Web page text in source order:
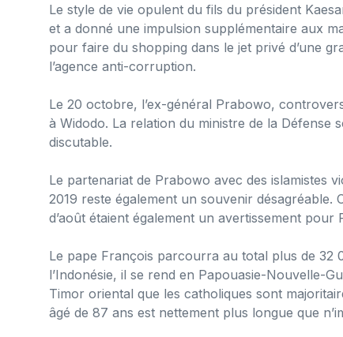
Le style de vie opulent du fils du président
et a donné une impulsion supplémentaire aux
pour faire du shopping dans le jet privé d’une
l’agence anti-corruption.
Le 20 octobre, l’ex-général Prabowo,
à Widodo. La relation du ministre de la Défense
discutable.
Le partenariat de Prabowo avec des islamistes
2019 reste également un souvenir désagréable.
d’août étaient également un avertissement
Le pape François parcourra au total plus de 32
l’Indonésie, il se rend en Papouasie-Nouvelle-
Timor oriental que les catholiques sont
âgé de 87 ans est nettement plus longue que